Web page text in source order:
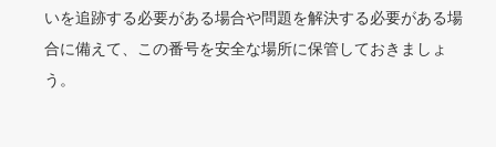
いを追跡する必要がある場合や問題を解決する必要がある場
合に備えて、この番号を安全な場所に保管しておきましょ
う。